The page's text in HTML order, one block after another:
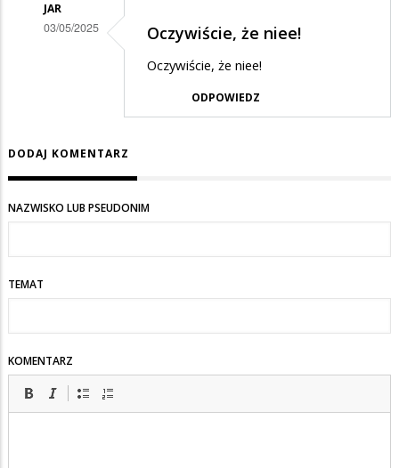
JAR
03/05/2025
odpowiedzi
na
Prezydent
może
prywatnie
nie
urzędowo
Oczywiście, że niee!
Oczywiście, że niee!
ODPOWIEDZ
DODAJ KOMENTARZ
NAZWISKO LUB PSEUDONIM
TEMAT
KOMENTARZ